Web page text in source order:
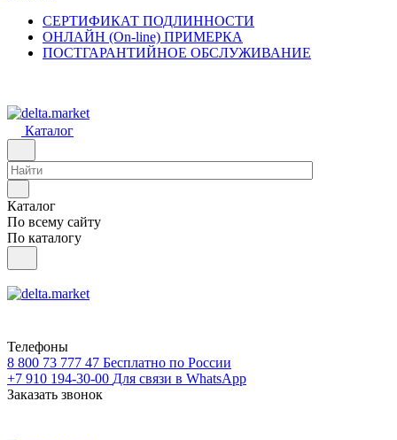
СЕРТИФИКАТ ПОДЛИННОСТИ
ОНЛАЙН (On-line) ПРИМЕРКА
ПОСТГАРАНТИЙНОЕ ОБСЛУЖИВАНИЕ
Каталог
Каталог
По всему сайту
По каталогу
Телефоны
8 800 73 777 47 Бесплатно по России
+7 910 194-30-00 Для связи в WhatsApp
Заказать звонок